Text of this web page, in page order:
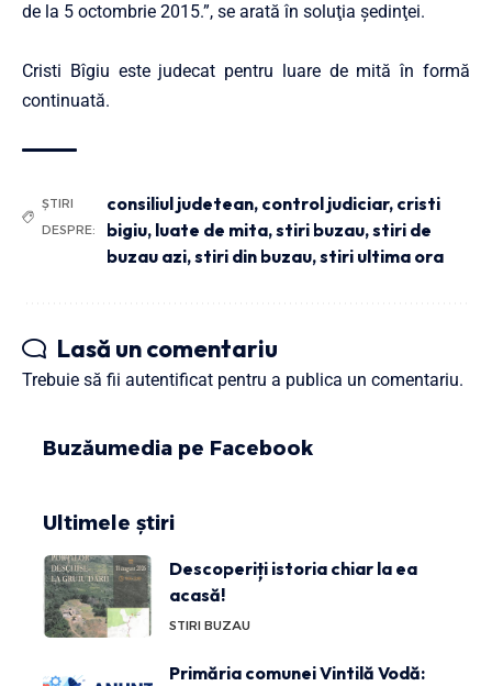
de la 5 octombrie 2015.”, se arată în soluţia şedinţei.
Cristi Bîgiu este judecat pentru luare de mită în formă
continuată.
ȘTIRI
DESPRE:
consiliul judetean, control judiciar, cristi
bigiu, luate de mita,stiri buzau,stiri de
buzau azi,stiri din buzau,stiri ultima ora
Lasă un comentariu
Trebuie să fii autentificat pentru a publica un comentariu.
Buzăumedia pe Facebook
Ultimele știri
Descoperiți istoria chiar la ea
acasă!
STIRI BUZAU
Primăria comunei Vintilă Vodă: